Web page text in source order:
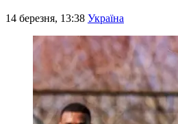
14 березня, 13:38 Україна